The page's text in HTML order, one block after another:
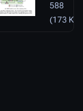
588
(173 KB)